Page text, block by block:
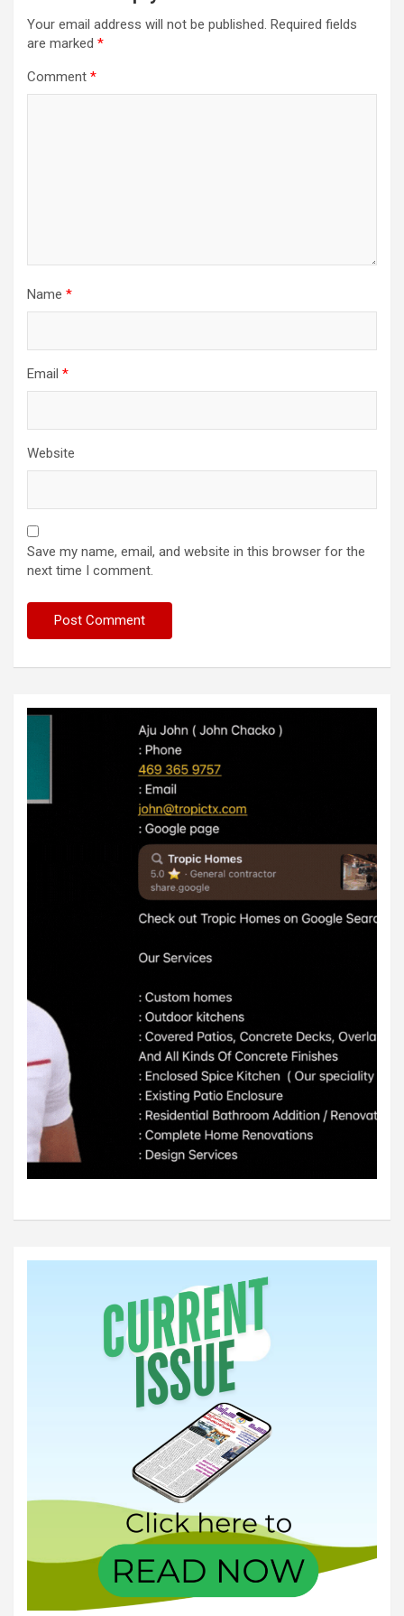
Your email address will not be published. Required fields
are marked *
Comment *
Name *
Email *
Website
Save my name, email, and website in this browser for the
next time I comment.